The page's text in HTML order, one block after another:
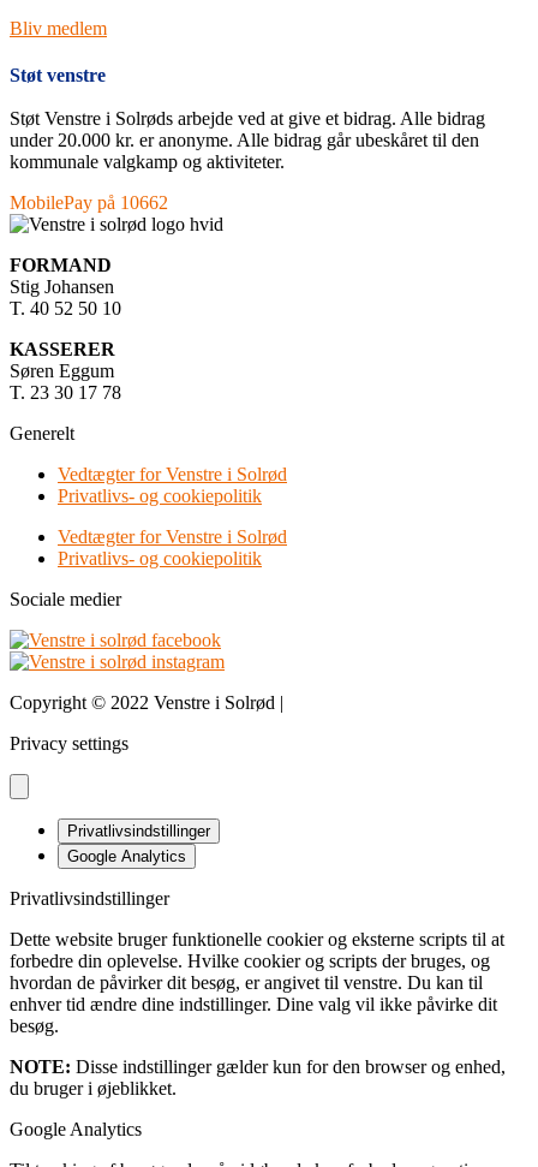
Bliv medlem
Støt venstre
Støt Venstre i Solrøds arbejde ved at give et bidrag. Alle bidrag
under 20.000 kr. er anonyme. Alle bidrag går ubeskåret til den
kommunale valgkamp og aktiviteter.
MobilePay på 10662
FORMAND
Stig Johansen
T. 40 52 50 10
KASSERER
Søren Eggum
T. 23 30 17 78
Generelt
Vedtægter for Venstre i Solrød
Privatlivs- og cookiepolitik
Vedtægter for Venstre i Solrød
Privatlivs- og cookiepolitik
Sociale medier
Copyright © 2022 Venstre i Solrød |
Privacy settings
Privatlivsindstillinger
Google Analytics
Privatlivsindstillinger
Dette website bruger funktionelle cookier og eksterne scripts til at
forbedre din oplevelse. Hvilke cookier og scripts der bruges, og
hvordan de påvirker dit besøg, er angivet til venstre. Du kan til
enhver tid ændre dine indstillinger. Dine valg vil ikke påvirke dit
besøg.
NOTE: Disse indstillinger gælder kun for den browser og enhed,
du bruger i øjeblikket.
Google Analytics